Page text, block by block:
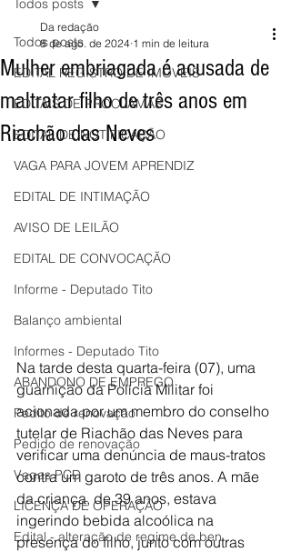
Todos posts
EDITAL REGISTRO DE IMÓVEIS
EDITAIS DE PROCLAMAS
EDITAL DE NOTIFICAÇÃO
VAGA PARA JOVEM APRENDIZ
EDITAL DE INTIMAÇÃO
AVISO DE LEILÃO
EDITAL DE CONVOCAÇÃO
Informe - Deputado Tito
Balanço ambiental
Informes - Deputado Tito
ABANDONO DE EMPREGO
Pedito de renovação
Pedido de renovação
Vagas PCD
LICENÇA DE OPERAÇÃO
Edital - alteração de regime de ben
Todos posts
Mulher embriagada é acusada de
maltratar filho de três anos em
Riachão das Neves
Da redação
8 de ago. de 2024 1 min de leitura
Na tarde desta quarta-feira (07), uma
guarnição da Polícia Militar foi
acionada por um membro do conselho
tutelar de Riachão das Neves para
verificar uma denúncia de maus-tratos
contra um garoto de três anos. A mãe
da criança, de 39 anos, estava
ingerindo bebida alcoólica na
presença do filho, junto com outras